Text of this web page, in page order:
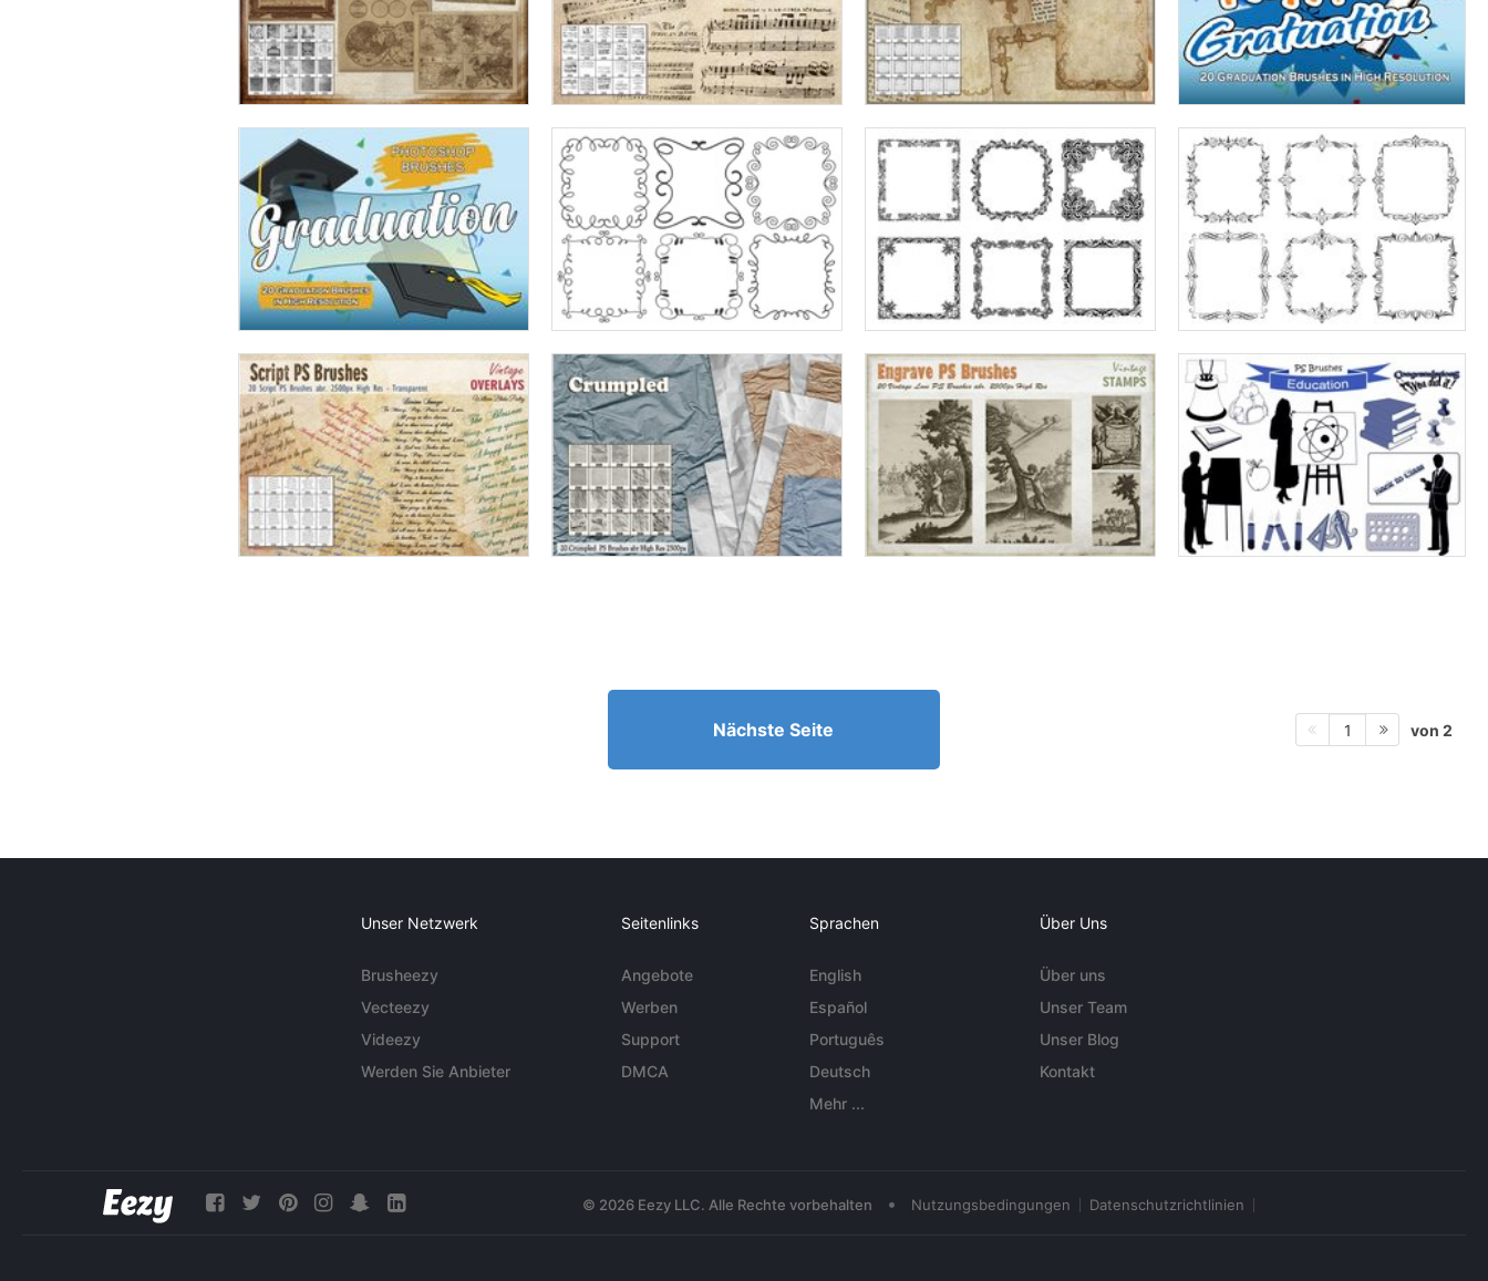
Nächste Seite 1 von 2
Unser Netzwerk
Brusheezy
Vecteezy
Videezy
Werden Sie Anbieter
Seitenlinks
Angebote
Werben
Support
DMCA
Sprachen
English
Español
Português
Deutsch
Mehr ...
Über Uns
Über uns
Unser Team
Unser Blog
Kontakt
© 2026 Eezy LLC. Alle Rechte vorbehalten • Nutzungsbedingungen Datenschutzrichtlinien